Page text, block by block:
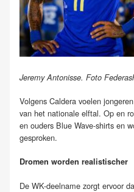
Jeremy Antonisse. Foto
Volgens Caldera voelen
van het nationale elftal. Op en
en ouders Blue Wave-shirts en
gesproken.
Dromen worden realistischer
De WK-deelname zorgt ervoor